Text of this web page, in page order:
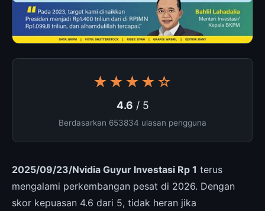
★★★★☆
4.6 / 5
Berdasarkan 653834 ulasan pengguna
2025/09/23/Nvidia Guyur Investasi Rp 1 terus
mengalami perkembangan pesat di 2026. Dengan
skor kepuasan 4.6 dari 5, tidak heran jika